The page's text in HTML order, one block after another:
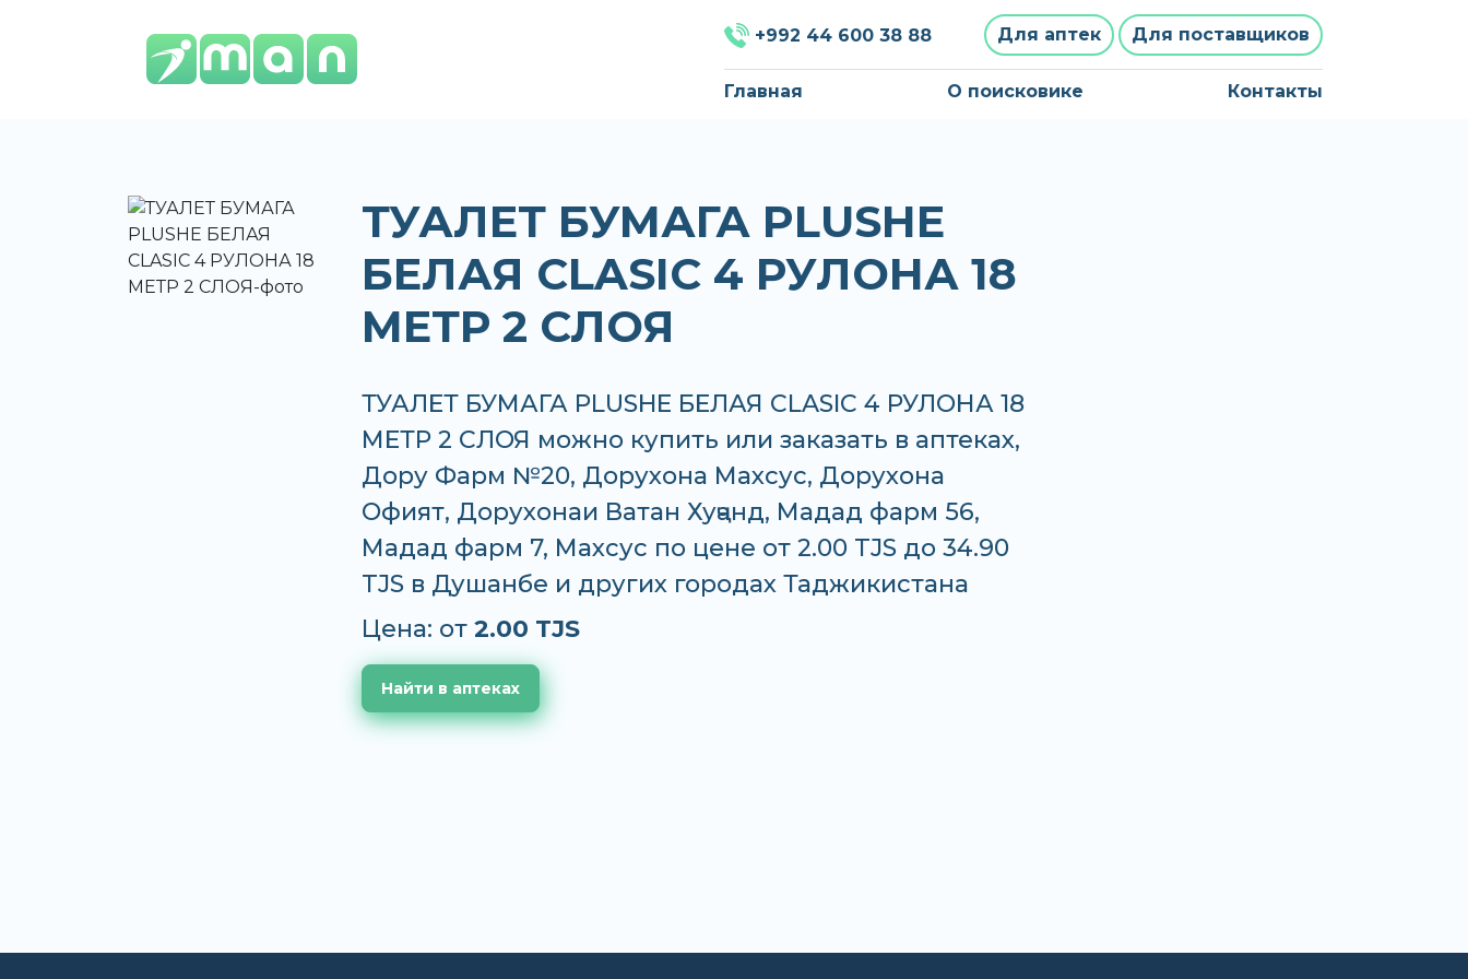
+992 44 600 38 88 Для аптек Для поставщиков
Главная О поисковике Контакты
ТУАЛЕТ БУМАГА PLUSHE
БЕЛАЯ CLASIC 4 РУЛОНА 18
МЕТР 2 СЛОЯ
ТУАЛЕТ БУМАГА PLUSHE БЕЛАЯ CLASIC 4 РУЛОНА 18
МЕТР 2 СЛОЯ можно купить или заказать в аптеках,
Дору Фарм №20, Дорухона Махсус, Дорухона
Офият, Дорухонаи Ватан Хуҷанд, Мадад фарм 56,
Мадад фарм 7, Махсус по цене от 2.00 TJS до 34.90
TJS в Душанбе и других городах Таджикистана
Цена: от 2.00 TJS
Найти в аптеках